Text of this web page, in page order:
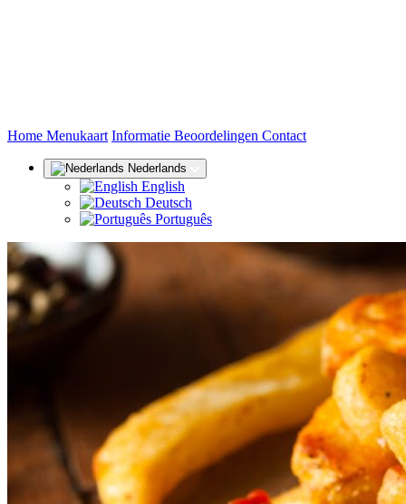
Home (huidige)
Menukaart Informatie Beoordelingen Contact
Nederlands
English
Deutsch
Português